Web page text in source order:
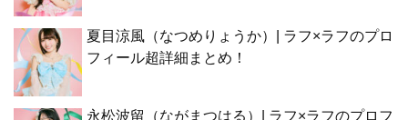
夏目涼風（なつめりょうか）| ラフ×ラフのプロ
フィール超詳細まとめ！
永松波留（ながまつはる）| ラフ×ラフのプロフ